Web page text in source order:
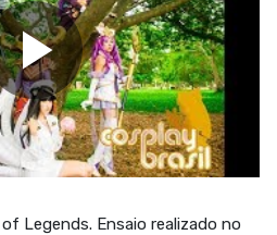
Legends. Ensaio realizado no